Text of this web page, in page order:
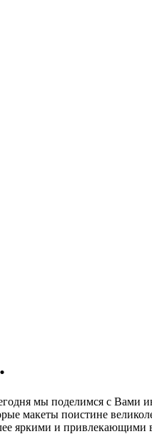
мы поделимся с Вами
макеты поистине
яркими и привлекающими